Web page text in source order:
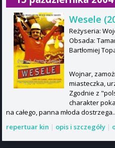
Wesele
Reżyseria:
Obsada:
Bartłomiej
Wojnar,
miasteczka,
Zgodnie z
charakter
na całego, panna młoda
repertuar kin | opis i szczegóły |